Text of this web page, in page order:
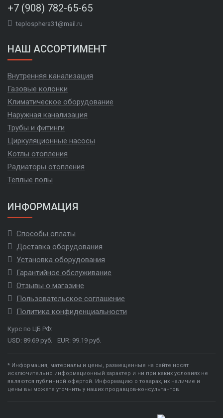
+7 (908) 782-65-65
teplosphera31@mail.ru
НАШ АССОРТИМЕНТ
Внутренняя канализация
Газовые колонки
Климатическое оборудование
Наружная канализация
Трубы и фитинги
Циркуляционные насосы
Котлы отопления
Радиаторы отопления
Теплые полы
ИНФОРМАЦИЯ
Способы оплаты
Доставка оборудования
Установка оборудования
Гарантийное обслуживание
Отзывы о магазине
Пользовательское соглашение
Политика конфиденциальности
Курс по ЦБ РФ:
USD: 89.69 руб.
EUR: 99.19 руб.
* Информация, материалы и цены, размещенные на сайте носят
исключительно информационный характер и ни при каких условиях не
являются публичной офертой. Информацию о товарах, их наличие и
цены вы можете уточнить у наших продавцов-консультантов.